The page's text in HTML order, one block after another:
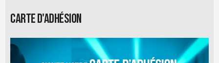
Carte d'adhésion